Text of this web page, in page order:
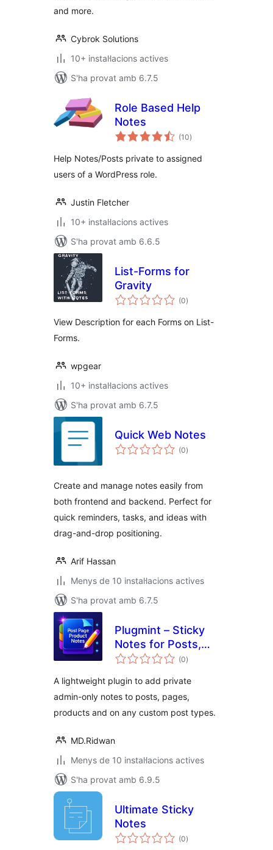
and more.
Cybrok Solutions
10+ instal·lacions actives
S'ha provat amb 6.7.5
Role Based Help
Notes
(10puntuacions
totals
)
Help Notes/Posts private to assigned
users of a WordPress role.
Justin Fletcher
10+ instal·lacions actives
S'ha provat amb 6.6.5
List-Forms for
Gravity
(0puntuacions
totals
)
View Description for each Forms on List-
Forms.
wpgear
10+ instal·lacions actives
S'ha provat amb 6.7.5
Quick Web Notes
(0puntuacions
totals
)
Create and manage notes easily from
both frontend and backend. Perfect for
quick reminders, tasks, and ideas with
drag-and-drop positioning.
Arif Hassan
Menys de 10 instal·lacions actives
S'ha provat amb 6.7.5
Plugmint – Sticky
Notes for Posts,
Pages, Products &
(0puntuacions
totals
)
A lightweight plugin to add private
admin-only notes to posts, pages,
products and on any custom post types.
MD.Ridwan
Menys de 10 instal·lacions actives
S'ha provat amb 6.9.5
Ultimate Sticky
Notes
(0puntuacions
totals
)